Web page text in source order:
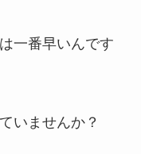
一番早いんです
いませんか？